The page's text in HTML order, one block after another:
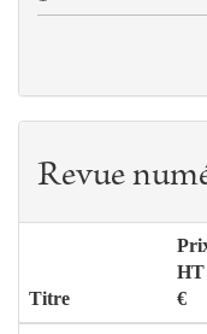
Revue
Titre
HT
€